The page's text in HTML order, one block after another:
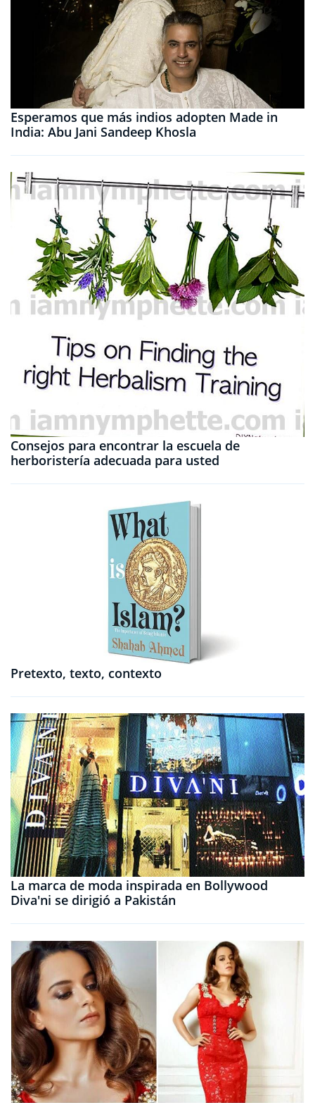
Esperamos que más indios adopten Made in
India: Abu Jani Sandeep Khosla
Consejos para encontrar la escuela de
herboristería adecuada para usted
Pretexto, texto, contexto
La marca de moda inspirada en Bollywood
Diva'ni se dirigió a Pakistán